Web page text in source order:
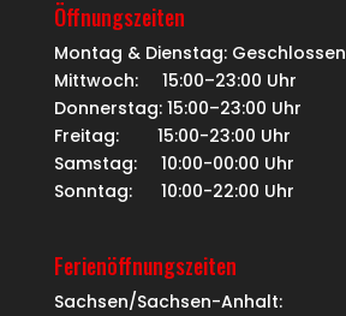
Öffnungszeiten
Montag & Dienstag: Geschlossen
Mittwoch: 15:00–23:00 Uhr
Donnerstag: 15:00–23:00 Uhr
Freitag: 15:00-23:00 Uhr
Samstag: 10:00-00:00 Uhr
Sonntag: 10:00-22:00 Uhr
Ferienöffnungszeiten
Sachsen/Sachsen-Anhalt: